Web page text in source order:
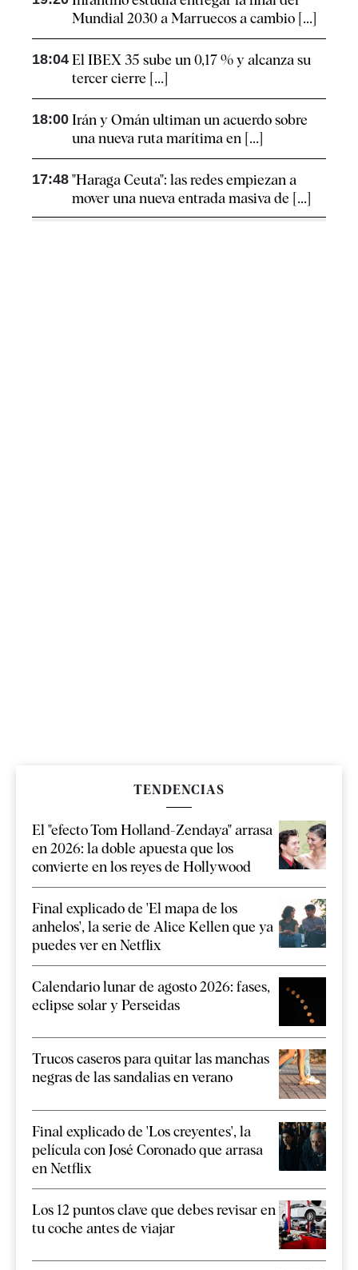
Mundial 2030 a Marruecos a cambio [...]
18:04 El IBEX 35 sube un 0,17 % y alcanza su
tercer cierre [...]
18:00 Irán y Omán ultiman un acuerdo sobre
una nueva ruta marítima en [...]
17:48 "Haraga Ceuta": las redes empiezan a
mover una nueva entrada masiva de [...]
TENDENCIAS
El "efecto Tom Holland-Zendaya" arrasa
en 2026: la doble apuesta que los
convierte en los reyes de Hollywood
Final explicado de 'El mapa de los
anhelos', la serie de Alice Kellen que ya
puedes ver en Netflix
Calendario lunar de agosto 2026: fases,
eclipse solar y Perseidas
Trucos caseros para quitar las manchas
negras de las sandalias en verano
Final explicado de 'Los creyentes', la
película con José Coronado que arrasa
en Netflix
Los 12 puntos clave que debes revisar en
tu coche antes de viajar